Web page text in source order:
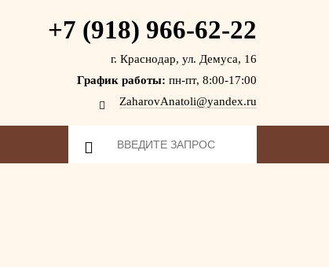
+7 (918) 966-62-22
г. Краснодар, ул. Демуса, 16
График работы: пн-пт, 8:00-17:00
ZaharovAnatoli@yandex.ru